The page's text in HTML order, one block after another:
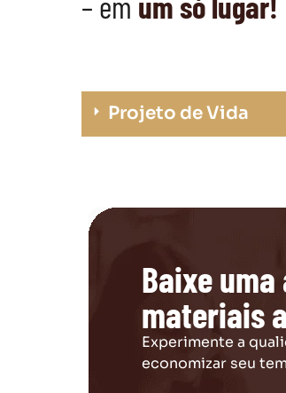
Projeto de Vida
Baixe
materiais
Experimente a
economizar seu